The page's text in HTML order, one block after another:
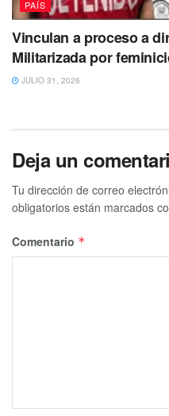
PAÍS
Vinculan a proceso a
Militarizada por
JULIO 31, 2026
Deja un
Tu dirección de correo
obligatorios están marcados
Comentario *